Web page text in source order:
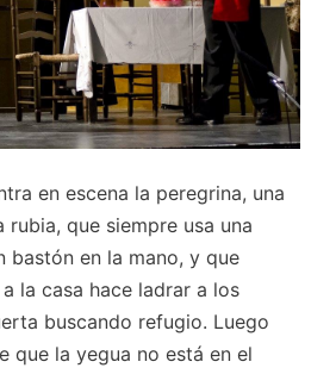
en escena la peregrina, una
rubia, que siempre usa una
bastón en la mano, y que
la casa hace ladrar a los
buscando refugio. Luego
que la yegua no está en el